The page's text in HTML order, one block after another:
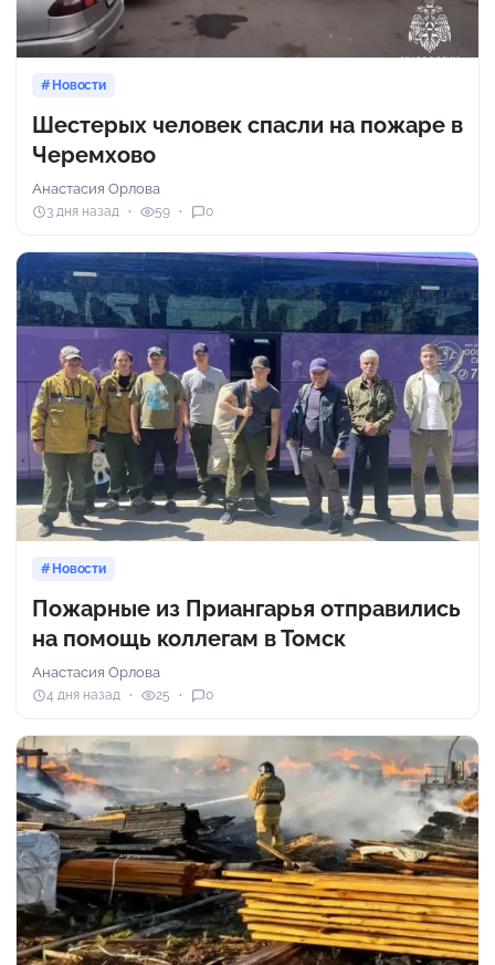
Новости
Шестерых человек спасли на пожаре в
Черемхово
Анастасия Орлова
3 дня назад 59 0
Новости
Пожарные из Приангарья отправились
на помощь коллегам в Томск
Анастасия Орлова
4 дня назад 25 0